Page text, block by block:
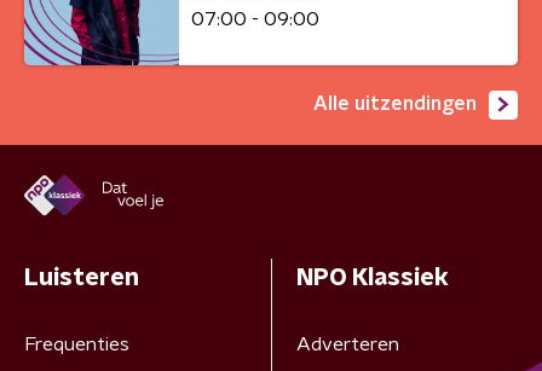
07:00 - 09:00
Alle uitzendingen
Luisteren
Frequenties
NPO Klassiek
Adverteren